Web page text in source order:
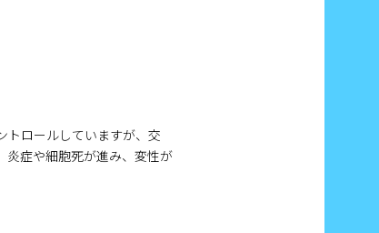
トロールしていますが、交
炎症や細胞死が進み、変性が